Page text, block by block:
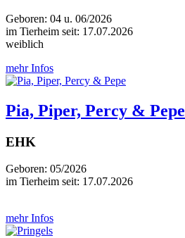
Geboren: 04 u. 06/2026
im Tierheim seit: 17.07.2026
weiblich
mehr Infos
Pia, Piper, Percy & Pepe
EHK
Geboren: 05/2026
im Tierheim seit: 17.07.2026
mehr Infos